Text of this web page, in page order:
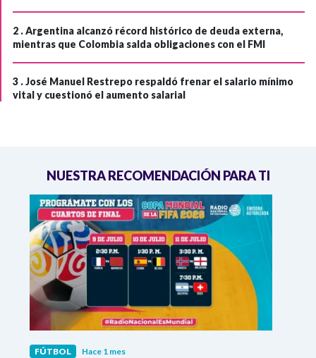
2 .Argentina alcanzó récord histórico de deuda externa,
mientras que Colombia salda obligaciones con el FMI
3 .José Manuel Restrepo respaldó frenar el salario mínimo
vital y cuestionó el aumento salarial
NUESTRA RECOMENDACIÓN PARA TI
FÚTBOL Hace 1 mes